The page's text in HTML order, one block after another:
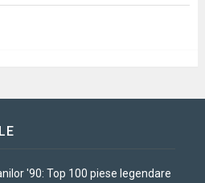
'90: Top 100 piese legendare